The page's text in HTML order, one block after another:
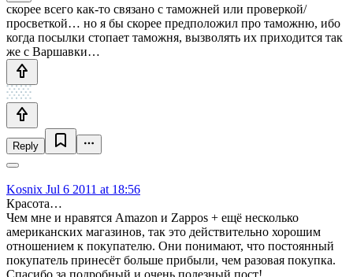
скорее всего как-то связано с таможней или проверкой/
просветкой… но я бы скорее предположил про таможню, ибо
когда посылки стопает таможня, вызволять их приходится так
же с Варшавки…
Reply
Kosnix Jul 6 2011 at 18:56
Красота…
Чем мне и нравятся Amazon и Zappos + ещё несколько
американских магазинов, так это действительно хорошим
отношением к покупателю. Они понимают, что постоянный
покупатель принесёт больше прибыли, чем разовая покупка.
Спасибо за подробный и очень полезный пост!